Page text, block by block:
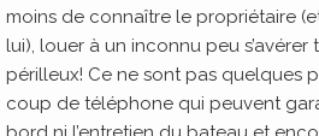
moins de connaître le propriétaire
lui), louer à un inconnu peu s’avérer
périlleux! Ce ne sont pas quelques
coup de téléphone qui peuvent